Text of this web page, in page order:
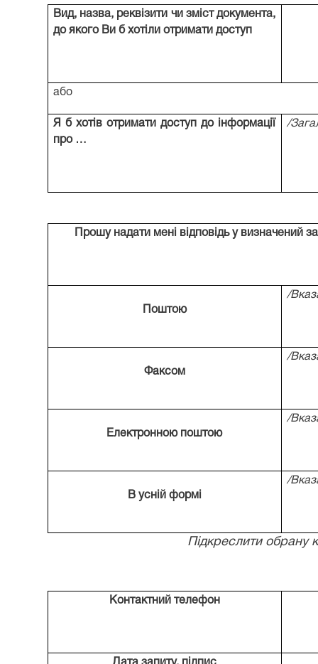
Вид, назва, реквізити чи зміст документа,
до якого Ви б хотіли отримати доступ
або
Я б хотів отримати доступ до інформації
про …
/
Прошу надати мені відповідь у визначений
Поштою
/
Факсом
/
Електронною поштою
/
В усній формі
/
Підкреслити обрану
Контактний телефон